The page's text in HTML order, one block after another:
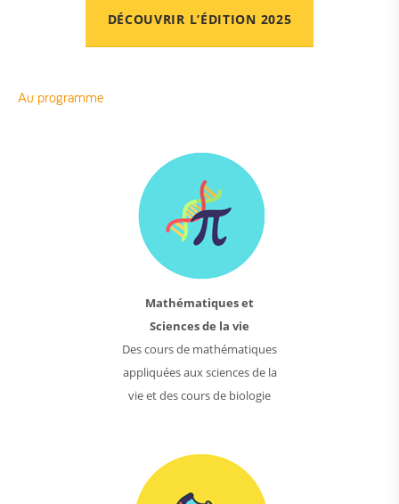
DÉCOUVRIR L’ÉDITION 2025
Au programme
Mathématiques et
Sciences de la vie
Des cours de mathématiques
appliquées aux sciences de la
vie et des cours de biologie